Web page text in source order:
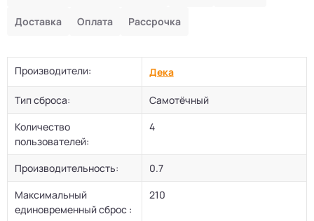
Доставка Оплата Рассрочка
Производители: Дека
Тип сброса:
Самотёчный
Количество
пользователей:
4
Производительность:
0.7
Максимальный
единовременный сброс :
210